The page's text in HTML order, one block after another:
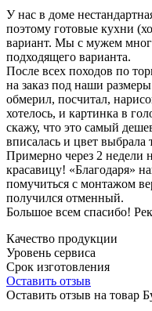
У нас в доме
поэтому готовые кухни
вариант. Мы с мужем
подходящего варианта.
После всех походов по
на заказ под наши
обмерил, посчитал,
хотелось, и картинка в
скажу, что это самый
вписалась и цвет выбрала
Примерно через 2 недели
красавицу! «Благодаря»
помучиться с монтажом
получился отменный.
Большое всем спасибо!
Качество продукции
Уровень сервиса
Срок изготовления
Оставить отзыв
Оставить отзыв на товар